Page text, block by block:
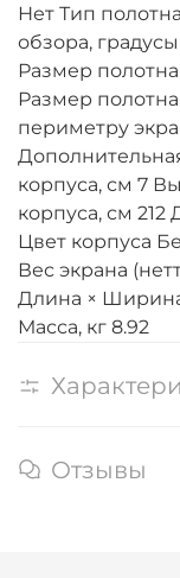
Нет Тип
обзора,
Размер
Размер
периметру
корпуса, см 7
корпуса, см
Цвет корпуса
Вес экрана
Длина × Ширина
Масса, кг 8.92
Отзывы